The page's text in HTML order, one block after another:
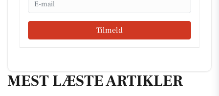
Tilmeld
MEST LÆSTE ARTIKLER